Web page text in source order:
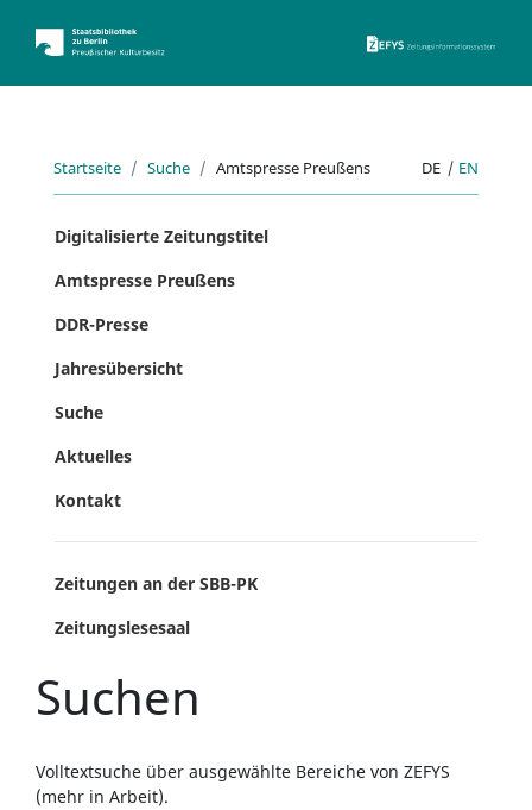
Startseite Suche Amtspresse Preußens DE | EN
Digitalisierte Zeitungstitel
Amtspresse Preußens
DDR-Presse
Jahresübersicht
Suche
Aktuelles
Kontakt
Zeitungen an der SBB-PK
Zeitungslesesaal
Suchen
Volltextsuche über ausgewählte Bereiche von ZEFYS
(mehr in Arbeit).